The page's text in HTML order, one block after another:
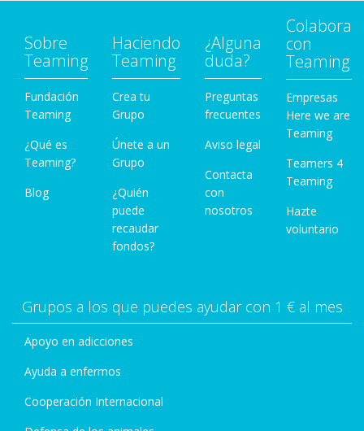
Sobre
Teaming
Fundación
Teaming
¿Qué es
Teaming?
Blog
Haciendo
Teaming
Crea tu
Grupo
Únete a un
Grupo
¿Quién
puede
recaudar
fondos?
¿Alguna
duda?
Preguntas
frecuentes
Aviso legal
Contacta
con
nosotros
Colabora
con
Teaming
Empresas
Here we are
Teaming
Teamers 4
Teaming
Hazte
voluntario
Grupos a los que puedes ayudar con 1 € al mes
Apoyo en adicciones
Ayuda a enfermos
Cooperación Internacional